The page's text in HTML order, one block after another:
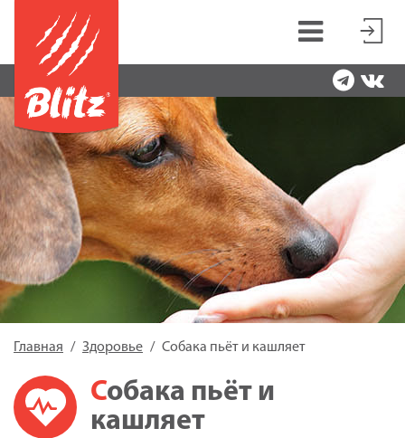
Главная Здоровье Собака пьёт и кашляет
Собака пьёт и
кашляет